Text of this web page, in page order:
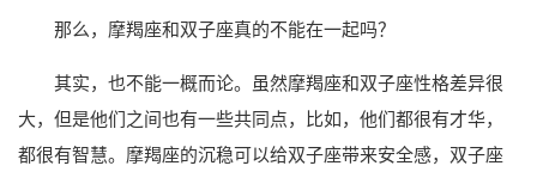
那么，摩羯座和双子座真的不能在一起吗？
其实，也不能一概而论。虽然摩羯座和双子座性格差异很
大，但是他们之间也有一些共同点，比如，他们都很有才华，
都很有智慧。摩羯座的沉稳可以给双子座带来安全感，双子座